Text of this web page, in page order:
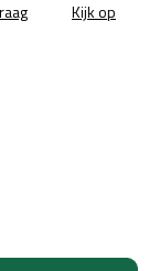
Kijk op